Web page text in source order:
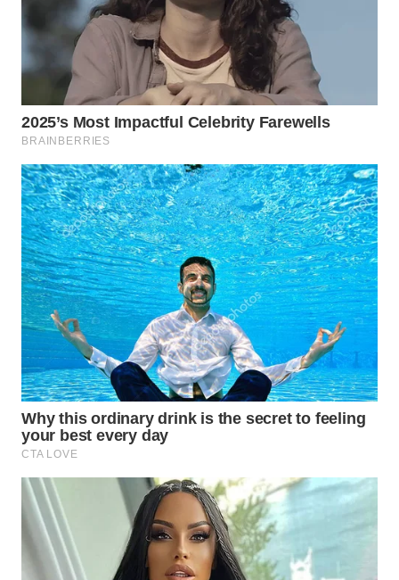
WN
BINTAN
WN
MANDALIKA
WN
LIKUPANG
WN
LABUANBAJO
WN
BORNEO
Wahana
Media
Group
WAHANA
NEWS
WAHANA
TANI
WAHANA